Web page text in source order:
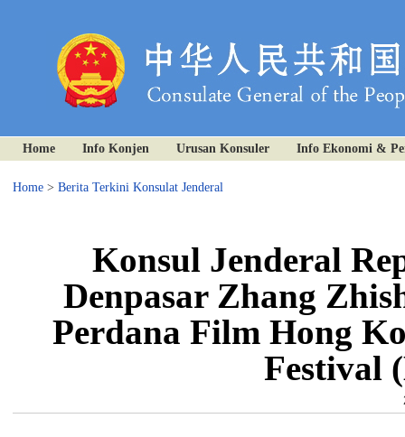
Home Info Konjen Urusan Konsuler Info Ekonomi &
Home> Berita Terkini Konsulat Jenderal
Konsul Jenderal
Denpasar Zhang
Perdana Film Hong
Festival